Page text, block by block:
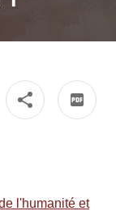
l'humanité et